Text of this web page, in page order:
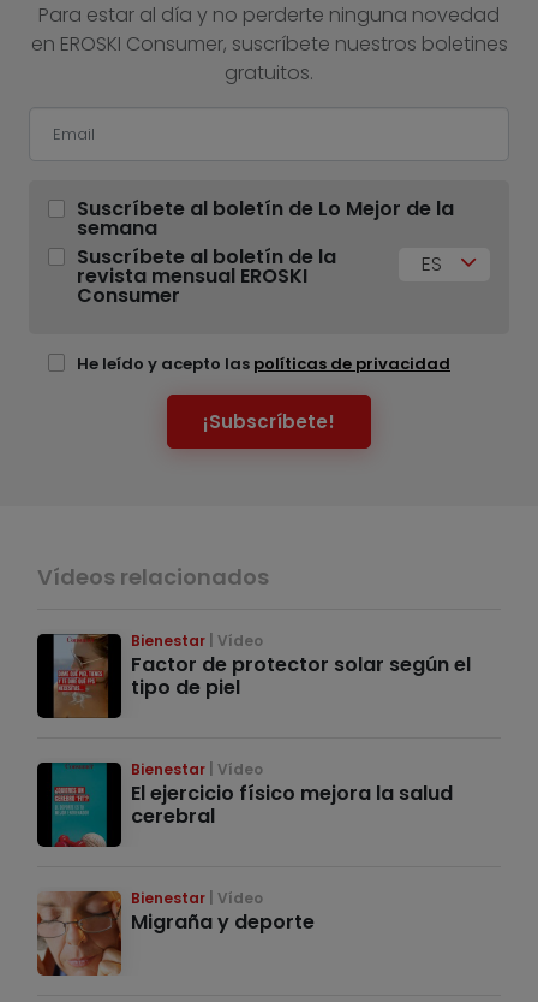
Para estar al día y no perderte ninguna novedad
en EROSKI Consumer, suscríbete nuestros boletines
gratuitos.
Suscríbete al boletín de Lo Mejor de la
semana
Suscríbete al boletín de la
revista mensual EROSKI
Consumer
ES
He leído y acepto las políticas de privacidad
¡Subscríbete!
Vídeos relacionados
Bienestar Vídeo
Factor de protector solar según el
tipo de piel
Bienestar Vídeo
El ejercicio físico mejora la salud
cerebral
Bienestar Vídeo
Migraña y deporte